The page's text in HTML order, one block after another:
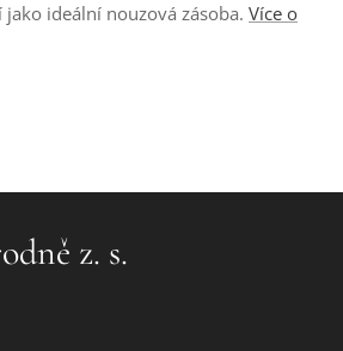
ideální nouzová zásoba. Více o
z. s.